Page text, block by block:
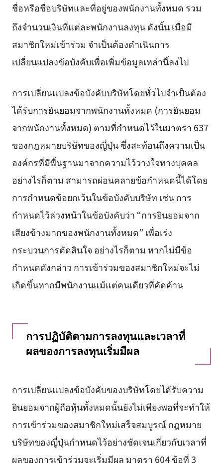
ชื่อหรือชื่อบริษัทและที่อยู่ของพนักงานทั้งหมด รวม
ถึงจำนวนเงินที่แต่ละพนักงานลงทุนดังนั้น เมื่อมี
สมาชิกใหม่เข้าร่วม จำเป็นต้องดำเนินการ
เปลี่ยนแปลงข้อบังคับเพื่อเพิ่มข้อมูลเหล่านี้ลงไป
การเปลี่ยนแปลงข้อบังคับบริษัทโดยทั่วไปจำเป็นต้อง
ได้รับการยินยอมจากพนักงานทั้งหมด (การยินยอม
จากพนักงานทั้งหมด) ตามที่กำหนดไว้ในมาตรา 637
ของกฎหมายบริษัทของญี่ปุ่น ซึ่งสะท้อนถึงความเป็น
องค์กรที่มีพื้นฐานมาจากความไว้วางใจทางบุคคล
อย่างไรก็ตาม สามารถผ่อนคลายข้อกำหนดนี้ได้โดย
การกำหนดข้อยกเว้นในข้อบังคับบริษัท เช่น การ
กำหนดไว้ล่วงหน้าในข้อบังคับว่า “การยินยอมจาก
เสียงข้างมากของพนักงานทั้งหมด” เพื่อเร่ง
กระบวนการตัดสินใจ อย่างไรก็ตาม หากไม่มีข้อ
กำหนดดังกล่าว การเข้าร่วมของสมาชิกใหม่จะไม่
เกิดขึ้นหากมีพนักงานแม้แต่คนเดียวที่คัดค้าน
การปฏิบัติตามการลงทุนและเวลาที่
ผลของการลงทุนเริ่มมีผล
การเปลี่ยนแปลงข้อบังคับของบริษัทโดยได้รับความ
ยินยอมจากผู้ถือหุ้นทั้งหมดนั้นยังไม่เพียงพอที่จะทำให้
การเข้าร่วมของสมาชิกใหม่เสร็จสมบูรณ์ กฎหมาย
บริษัทของญี่ปุ่นกำหนดไว้อย่างชัดเจนเกี่ยวกับเวลาที่
ผลของการเข้าร่วมจะเริ่มมีผล มาตรา 604 ข้อที่ 3